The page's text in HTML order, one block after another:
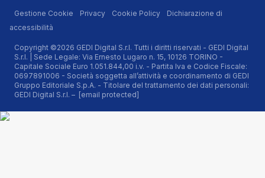
Gestione Cookie Privacy Cookie Policy
Dichiarazione di
accessibilità
Copyright ©2026 GEDI Digital S.r.l. Tutti i diritti riservati - GEDI Digital
S.r.l. | Sede Legale: Via Ernesto Lugaro n. 15, 10126 TORINO -
Capitale Sociale Euro 1.051.844,00 i.v. - Partita Iva e Codice Fiscale:
0697891006 - Società soggetta all’attività e coordinamento di GEDI
Gruppo Editoriale S.p.A. - Titolare del trattamento dei dati personali:
GEDI Digital S.r.l. – [email protected]